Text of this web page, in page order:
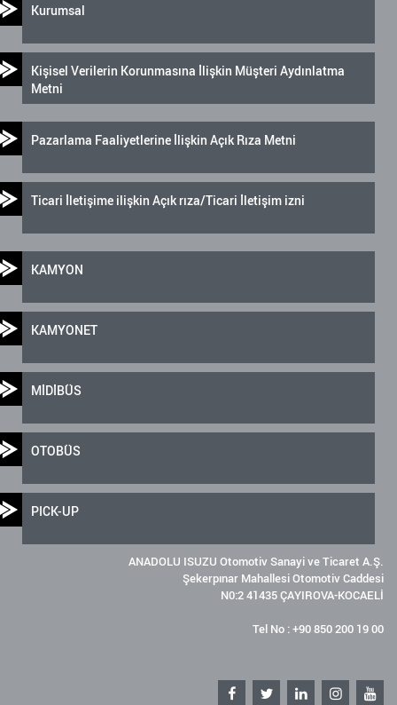
Kurumsal
Kişisel Verilerin Korunmasına İlişkin Müşteri Aydınlatma
Metni
Pazarlama Faaliyetlerine İlişkin Açık Rıza Metni
Ticari İletişime ilişkin Açık rıza/Ticari İletişim izni
KAMYON
KAMYONET
MİDİBÜS
OTOBÜS
PICK-UP
ANADOLU ISUZU Otomotiv Sanayi ve Ticaret A.Ş.
Şekerpınar Mahallesi Otomotiv Caddesi
N0:2 41435 ÇAYIROVA-KOCAELİ
Tel No : +90 850 200 19 00